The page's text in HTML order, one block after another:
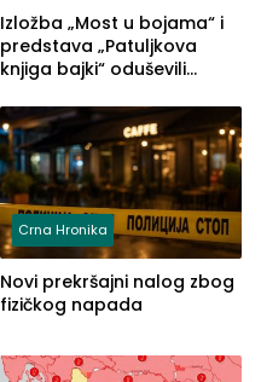
Izložba „Most u bojama“ i
predstava „Patuljkova
knjiga bajki“ oduševili
Crna Hronika
Novi prekršajni nalog zbog
fizičkog napada